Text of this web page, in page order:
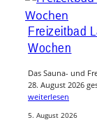
Freizeitbad
Wochen
Das Sauna- und
28. August 2026
weiterlesen
5. August 2026